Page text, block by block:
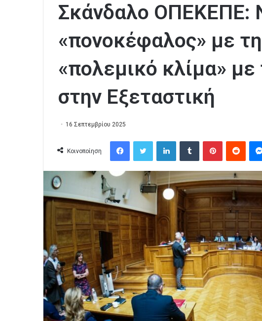
Σκάνδαλο ΟΠΕΚΕΠΕ:
«πονοκέφαλος» με
«πολεμικό κλίμα»
στην Εξεταστική
16 Σεπτεμβρίου 2025
Κοινοποίηση